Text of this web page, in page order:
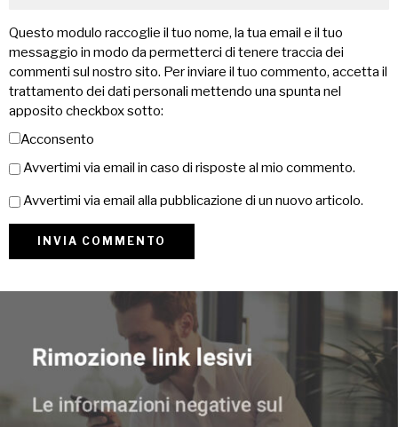
Questo modulo raccoglie il tuo nome, la tua email e il tuo
messaggio in modo da permetterci di tenere traccia dei
commenti sul nostro sito. Per inviare il tuo commento, accetta il
trattamento dei dati personali mettendo una spunta nel
apposito checkbox sotto:
Acconsento
Avvertimi via email in caso di risposte al mio commento.
Avvertimi via email alla pubblicazione di un nuovo articolo.